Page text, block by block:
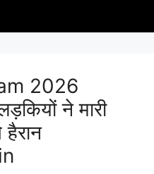
2026
ने मारी